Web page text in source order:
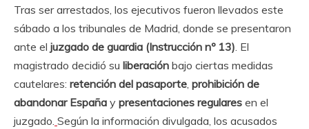
Tras ser arrestados, los ejecutivos fueron llevados este
sábado a los tribunales de Madrid, donde se presentaron
ante el juzgado de guardia (Instrucción nº 13). El
magistrado decidió su liberación bajo ciertas medidas
cautelares: retención del pasaporte, prohibición de
abandonar España y presentaciones regulares en el
juzgado. Según la información divulgada, los acusados